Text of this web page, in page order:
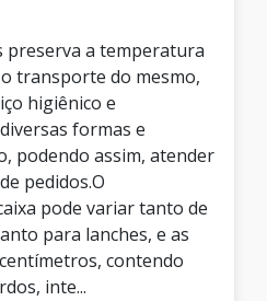
preserva a temperatura
transporte do mesmo,
higiênico e
formas e
podendo assim, atender
pedidos.O
pode variar tanto de
para lanches, e as
contendo
inte...